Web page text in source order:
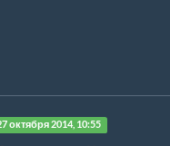
октября 2014, 10:55